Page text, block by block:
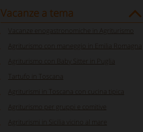
Vacanze a tema
Vacanze enogastronomiche in Agriturismo
Agriturismo con maneggio in Emilia Romagna
Agriturismo con Baby Sitter in Puglia
Tartufo in Toscana
Agriturismi in Toscana con cucina tipica
Agriturismo per gruppi e comitive
Agriturismi in Sicilia vicino al mare